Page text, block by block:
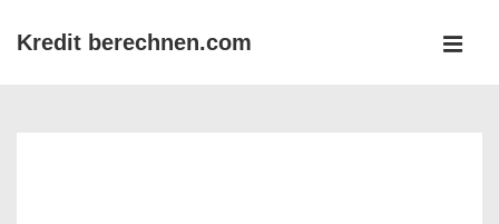
ZumKredit berechnen.com